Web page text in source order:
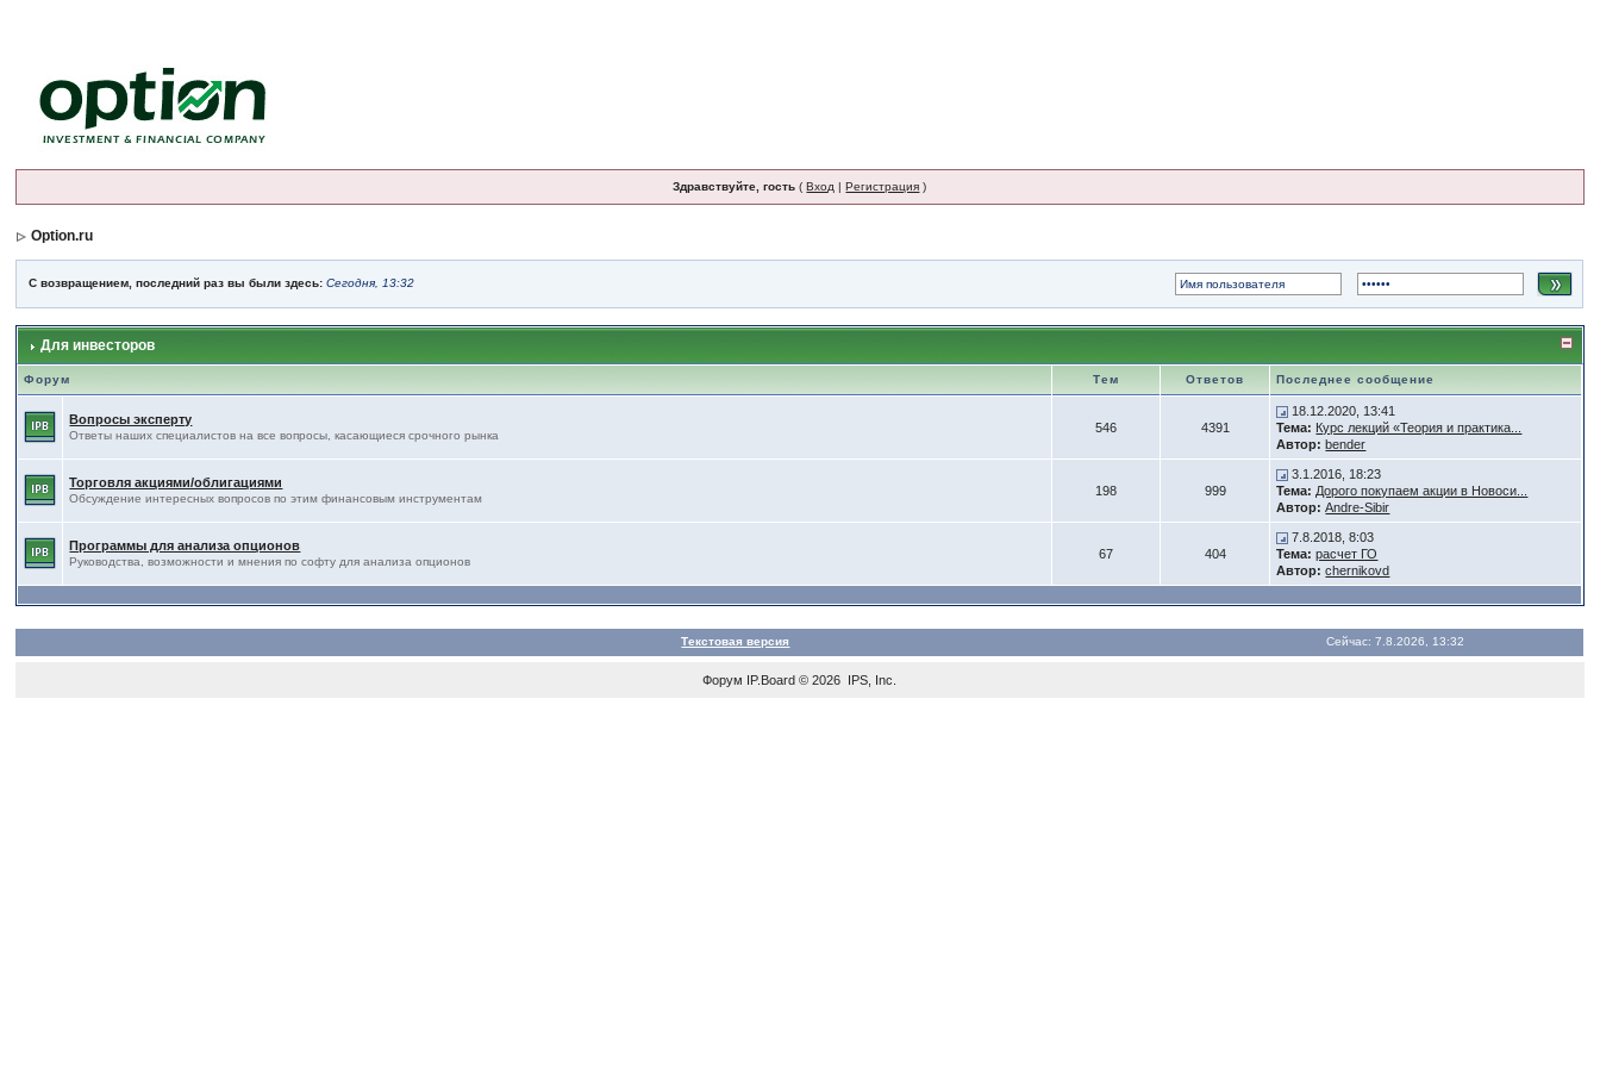
Здравствуйте, гость (Вход |Регистрация )
Option.ru
С возвращением, последний раз вы были здесь:Сегодня, 13:32
Для инвесторов
Форум Тем Ответов Последнее сообщение
Вопросы эксперту
Ответы наших специалистов на все вопросы, касающиеся срочного рынка
546 4391
18.12.2020, 13:41
Тема: Курс лекций «Теория и практика...
Автор: bender
Торговля акциями/облигациями
Обсуждение интересных вопросов по этим финансовым инструментам
198 999
3.1.2016, 18:23
Тема: Дорого покупаем акции в Новоси...
Автор: Andre-Sibir
Программы для анализа опционов
Руководства, возможности и мнения по софту для анализа опционов
67 404
7.8.2018, 8:03
Тема: расчет ГО
Автор: chernikovd
Текстовая версия Сейчас: 7.8.2026, 13:32
Форум IP.Board © 2026 IPS, Inc